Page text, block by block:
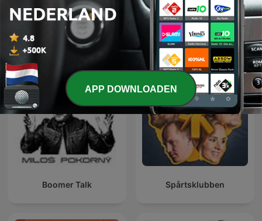
Πρωταγωνιστές με τον
Σταύρο Θεοδωράκη
Sonic The Comic The
Podcast
Boomer Talk Spårtsklubben
APP DOWNLOADEN